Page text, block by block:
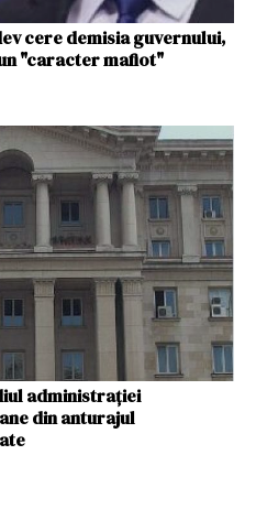
cere demisia guvernului,
"caracter mafiot"
administraţiei
din anturajul